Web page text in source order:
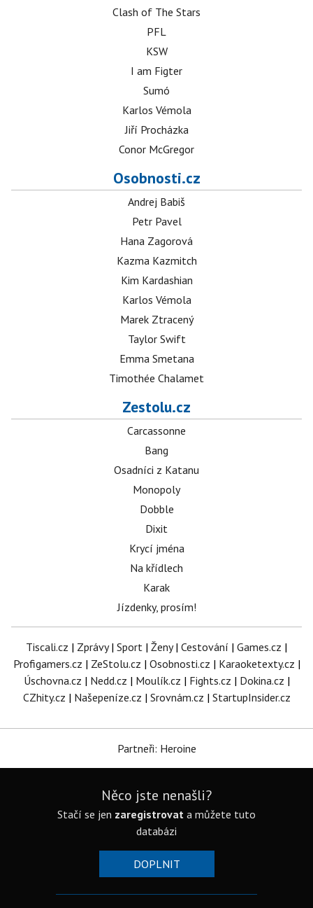
Clash of The Stars
PFL
KSW
I am Figter
Sumó
Karlos Vémola
Jiří Procházka
Conor McGregor
Osobnosti.cz
Andrej Babiš
Petr Pavel
Hana Zagorová
Kazma Kazmitch
Kim Kardashian
Karlos Vémola
Marek Ztracený
Taylor Swift
Emma Smetana
Timothée Chalamet
Zestolu.cz
Carcassonne
Bang
Osadníci z Katanu
Monopoly
Dobble
Dixit
Krycí jména
Na křídlech
Karak
Jízdenky, prosím!
Tiscali.cz | Zprávy| Sport | Ženy| Cestování | Games.cz |
Profigamers.cz | ZeStolu.cz | Osobnosti.cz | Karaoketexty.cz |
Úschovna.cz | Nedd.cz | Moulík.cz | Fights.cz | Dokina.cz |
CZhity.cz | Našepeníze.cz | Srovnám.cz | StartupInsider.cz
Partneři: Heroine
Něco jste nenašli?
Stačí se jen zaregistrovat a můžete tuto
databázi
DOPLNIT